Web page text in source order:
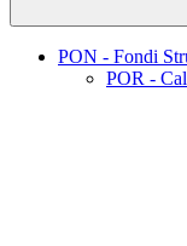
PON - Fondi
POR -